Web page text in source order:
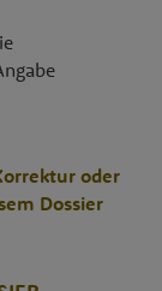
oder
Dossier